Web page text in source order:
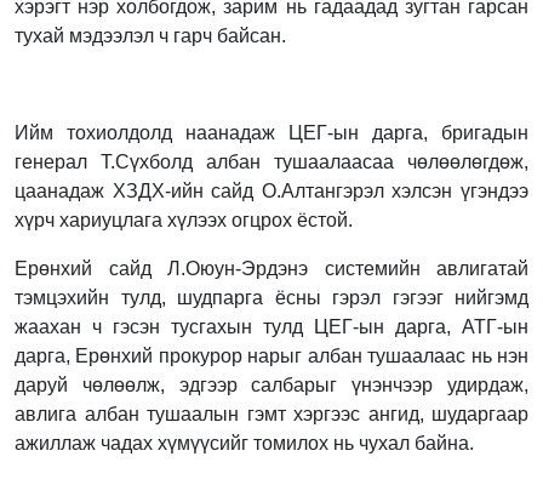
хэрэгт нэр холбогдож, зарим нь гадаадад зугтан гарсан
тухай мэдээлэл ч гарч байсан.
Ийм тохиолдолд наанадаж ЦЕГ-ын дарга, бригадын
генерал Т.Сүхболд албан тушаалаасаа чөлөөлөгдөж,
цаанадаж ХЗДХ-ийн сайд О.Алтангэрэл хэлсэн үгэндээ
хүрч хариуцлага хүлээх огцрох ёстой.
Ерөнхий сайд Л.Оюун-Эрдэнэ системийн авлигатай
тэмцэхийн тулд, шудпарга ёсны гэрэл гэгээг нийгэмд
жаахан ч гэсэн тусгахын тулд ЦЕГ-ын дарга, АТГ-ын
дарга, Ерөнхий прокурор нарыг албан тушаалаас нь нэн
даруй чөлөөлж, эдгээр салбарыг үнэнчээр удирдаж,
авлига албан тушаалын гэмт хэргээс ангид, шударгаар
ажиллаж чадах хүмүүсийг томилох нь чухал байна.